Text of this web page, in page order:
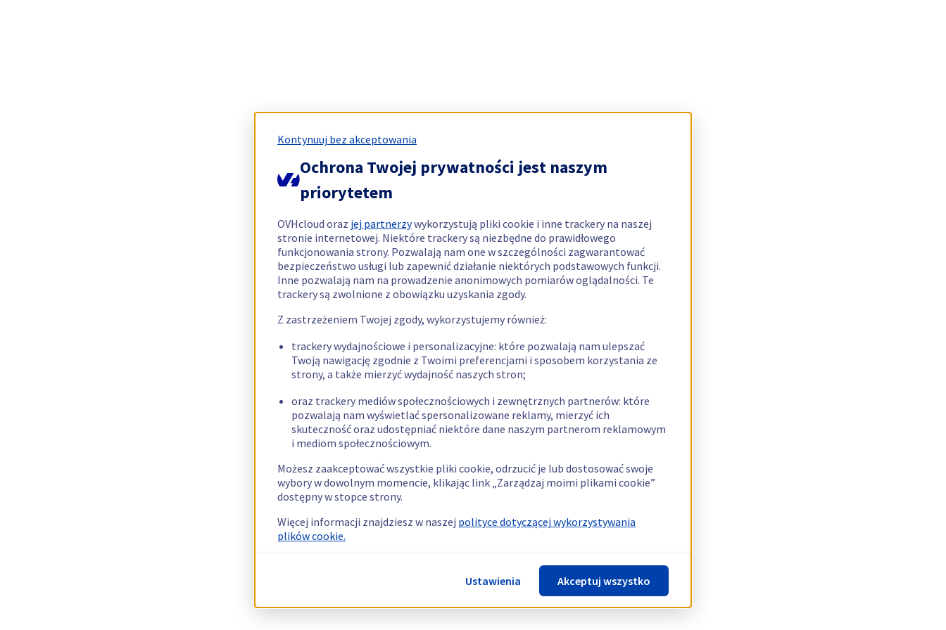
Kontynuuj bez akceptowania
Ochrona Twojej prywatności jest naszym
priorytetem
OVHcloud oraz jej partnerzywykorzystują pliki cookie i inne trackery na naszej
stronie internetowej. Niektóre trackery są niezbędne do prawidłowego
funkcjonowania strony. Pozwalają nam one w szczególności zagwarantować
bezpieczeństwo usługi lub zapewnić działanie niektórych podstawowych funkcji.
Inne pozwalają nam na prowadzenie anonimowych pomiarów oglądalności. Te
trackery są zwolnione z obowiązku uzyskania zgody.
Z zastrzeżeniem Twojej zgody, wykorzystujemy również:
trackery wydajnościowe i personalizacyjne: które pozwalają nam ulepszać
Twoją nawigację zgodnie z Twoimi preferencjami i sposobem korzystania ze
strony, a także mierzyć wydajność naszych stron;
oraz trackery mediów społecznościowych i zewnętrznych partnerów: które
pozwalają nam wyświetlać spersonalizowane reklamy, mierzyć ich
skuteczność oraz udostępniać niektóre dane naszym partnerom reklamowym
i mediom społecznościowym.
Możesz zaakceptować wszystkie pliki cookie, odrzucić je lub dostosować swoje
wybory w dowolnym momencie, klikając link „Zarządzaj moimi plikami cookie”
dostępny w stopce strony.
Więcej informacji znajdziesz w naszej polityce dotyczącej wykorzystywania
plików cookie.
Ustawienia Akceptuj wszystko